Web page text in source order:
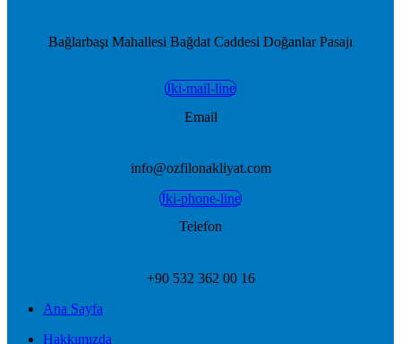
Bağlarbaşı Mahallesi Bağdat Caddesi Doğanlar Pasajı
Jki-mail-line
Email
info@ozfilonakliyat.com
Jki-phone-line
Telefon
+90 532 362 00 16
Ana Sayfa
Hakkımızda